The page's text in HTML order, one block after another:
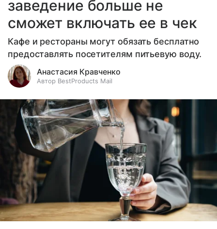
заведение больше не
сможет включать ее в чек
Кафе и рестораны могут обязать бесплатно
предоставлять посетителям питьевую воду.
Анастасия Кравченко
Автор BestProducts Mail